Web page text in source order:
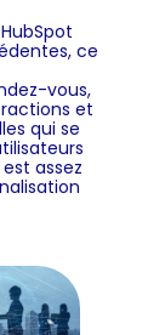
ce
vous,
et
qui se
assez